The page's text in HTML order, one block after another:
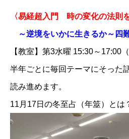
〈易経超入門 時の変化の法則
～逆境をいかに生きるか～四
【教室】第3水曜 15:30～17:00（
半年ごとに毎回テーマにそった
読み進めます。
11月17日の冬至占（年筮）とは